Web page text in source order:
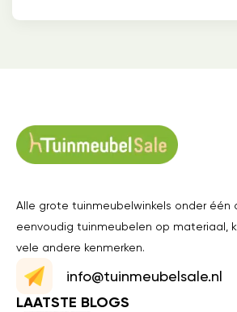
Alle grote tuinmeubelwinkels onder één
eenvoudig tuinmeubelen op materiaal,
vele andere kenmerken.
info@tuinmeubelsale.nl
LAATSTE BLOGS